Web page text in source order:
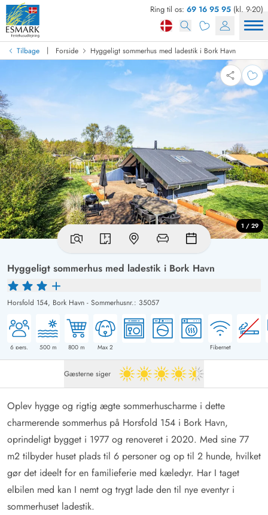
Ring til os: 69 16 95 95 (kl. 9-20)
Tilbage | Forside Hyggeligt sommerhus med ladestik i Bork Havn
Hyggeligt sommerhus med ladestik i Bork Havn
Horsfold 154, Bork Havn - Sommerhusnr.: 35057
6 pers. 500m 800 m Max 2 Fibernet
1 / 29
Gæsterne siger 4.5 ud af 5
Oplev hygge og rigtig ægte sommerhuscharme i dette
charmerende sommerhus på Horsfold 154 i Bork Havn,
oprindeligt bygget i 1977 og renoveret i 2020. Med sine 77
m2 tilbyder huset plads til 6 personer og op til 2 hunde, hvilket
gør det ideelt for en familieferie med kæledyr. Har I taget
elbilen med kan I nemt og trygt lade den til nye eventyr i
sommerhuset ladestik.